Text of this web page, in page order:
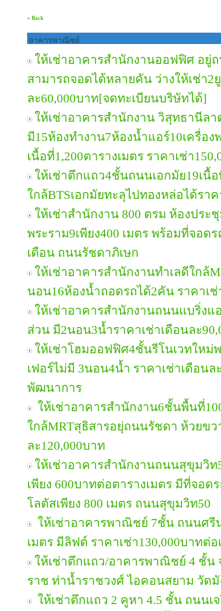
« Back
อาคารพาณิชย์
ให้เช่าอาคารสำนักงานออฟฟิศ อยู่
สามารถจอดได้หลายคัน ว่างให้เช่า2
ละ60,000บาท[จดทะเบียนบริษัทได้]
ให้เช่าอาคารสำนักงาน วิสุทธานีลา
มี15ห้องทำงาน7ห้องน้ำแอร์10เครื่อ
เนื้อที่1,200ตารางเมตร ราคาเช่า
ให้เช่าตึกแถว4ชั้นถนนเอกมัย19เนื้
ใกล้BTSเอกมัยทะลุไปทองหล่อได้รา
ให้เช่าสำนักงาน 800 ตรม ห้องประ
พระราม9เพียง400 เมตร พร้อมที่จอด
เดือน ถนนรัชดาภิเษก
ให้เช่าอาคารสำนักงานทำเลดีใกล้
นอน16ห้องน้ำถอดรถได้2คัน ราคาเช่
ให้เช่าอาคารสำนักงานถนนแบริ่งแอ
ส่วน มี2นอน3น้ำราคาเช่าเดือนละ
ให้เช่าโฮมออฟฟิศ4ชั้นรีโนเวทให
เฟอร์ไม่มี 3นอน4น้ำ ราคาเช่าเดือนล
พัฒนาการ
ให้เช่าอาคารสำนักงาน6ชั้นพื้นที่
ใกล้MRTสุธิสารอยุ่ถนนรัชดา ห้วยขว
ละ120,000บาท
ให้เช่าอาคารสำนักงานถนนสุขุมวิท
เพียง 600บาทต่อตารางเมตร มีที่จอ
โลตัสเพียง 800 เมตร ถนนสุขุมวิท50
ให้เช่าอาคารพาณิชย์ 7ชั้น ถนนศรี
เมตร มีลิฟต์ ราคาเช่า130,000บาทต่อ
ให้เช่าตึกแถว/อาคารพาณิชย์ 4 ชั้น
ราช ท่าน้ำราชวงศ์ ไอคอนสยาม วัดมั
ให้เช่าตึกแถว 2 คูหา 4.5 ชั้น ถนนเ